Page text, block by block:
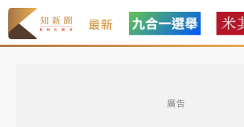
最新
廣告